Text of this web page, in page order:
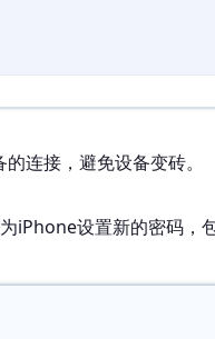
连接，避免设备变砖。
iPhone设置新的密码，